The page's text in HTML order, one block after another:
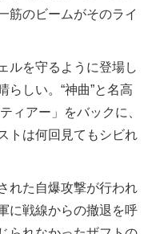
筋のビームがそのライ
ルを守るように登場し
らしい。“神曲”と名高
ィアー」をバックに、
トは何回見てもシビれ
れた自爆攻撃が行われ
に戦線からの撤退を呼